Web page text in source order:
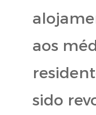
aos
sido